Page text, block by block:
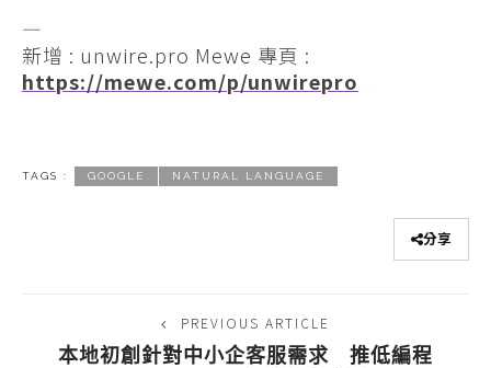
—
新增 : unwire.pro Mewe 專頁 :
https://mewe.com/p/unwirepro
TAGS : GOOGLE NATURAL LANGUAGE
分享
PREVIOUS ARTICLE
本地初創針對中小企客服需求 推低編程